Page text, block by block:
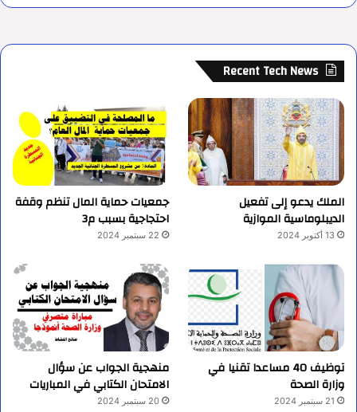
Recent Tech News
الملك يدعو إلى تفعيل
الديبلوماسية الموازية
13 أكتوبر 2024
جمعيات حماية المال تنظم وقفة
احتجاجية بسبب م3
22 سبتمبر 2024
توظيف 40 مساعدا تقنيا في
وزارة الصحة
21 سبتمبر 2024
منهجية الجواب عن سؤال
الامتحان الكتابي في المباريات
20 سبتمبر 2024